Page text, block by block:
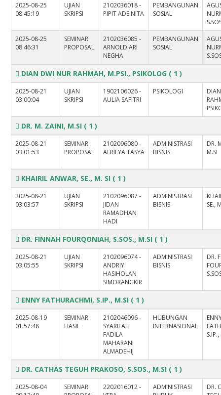
2025-08-25
08:45:19
UJIAN
SKRIPSI
2102036018 -
PIPIT ADE NITA
PEMBANGUNAN
SOSIAL
2025-08-25
08:46:31
SEMINAR
PROPOSAL
2102036085 -
ARNOLD ARI
NEGHA
PEMBANGUNAN
SOSIAL
DIAN DWI NUR RAHMAH, M.PSI., PSIKOLOG ( 1 )
2025-08-21
03:00:04
UJIAN
SKRIPSI
1902106026 -
AULIA SAFITRI
PSIKOLOGI
DR. M. ZAINI, M.SI ( 1 )
2025-08-21
03:01:53
SEMINAR
PROPOSAL
2102096080 -
AFRILYA TASYA
ADMINISTRASI
BISNIS
DR.
M.SI
KHAIRIL ANWAR, SE., M. SI ( 1 )
2025-08-21
03:03:57
UJIAN
SKRIPSI
2102096087 -
JIDAN
RAMADHAN
HADI
ADMINISTRASI
BISNIS
SE.,
DR. FINNAH FOURQONIAH, S.SOS., M.SI ( 1 )
2025-08-21
03:05:55
UJIAN
SKRIPSI
2102096074 -
ANDRIY
HASIHOLAN
SIMORANGKIR
ADMINISTRASI
BISNIS
DR.
ENNY FATHURACHMI, S.IP., M.SI ( 1 )
2025-08-19
01:57:48
SEMINAR
HASIL
2102046096 -
SYARIFAH
FADILA
MAHARANI
ALMADEHIJ
HUBUNGAN
INTERNASIONAL
DR. CATHAS TEGUH PRAKOSO, S.SOS., M.SI ( 1 )
2025-08-04
SEMINAR
2202016012 -
ADMINISTRASI
DR.